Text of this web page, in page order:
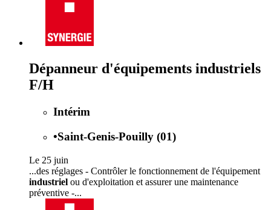
Dépanneur d'équipements industriels
F/H
Intérim
•Saint-Genis-Pouilly (01)
Le 25 juin
...des réglages - Contrôler le fonctionnement de l'équipement
industriel ou d'exploitation et assurer une maintenance
préventive -...